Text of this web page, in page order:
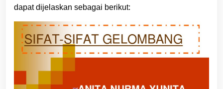
dapat dijelaskan sebagai berikut: